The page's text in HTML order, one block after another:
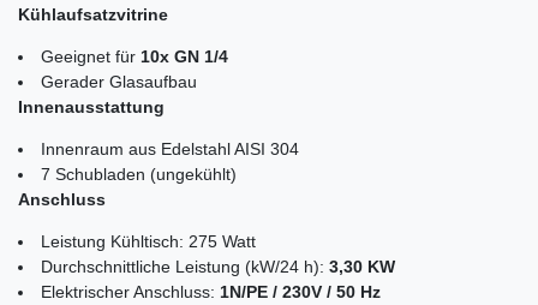
Kühlaufsatzvitrine
Geeignet für 10x GN 1/4
Gerader Glasaufbau
Innenausstattung
Innenraum aus Edelstahl AISI 304
7 Schubladen (ungekühlt)
Anschluss
Leistung Kühltisch: 275 Watt
Durchschnittliche Leistung (kW/24 h): 3,30 KW
Elektrischer Anschluss: 1N/PE / 230V / 50 Hz